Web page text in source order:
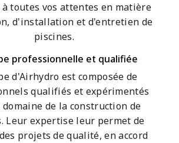
toutes vos attentes en matière
d'installation et d'entretien de
piscines.
professionnelle et qualifiée
d'Airhydro est composée de
qualifiés et expérimentés
domaine de la construction de
Leur expertise leur permet de
projets de qualité, en accord